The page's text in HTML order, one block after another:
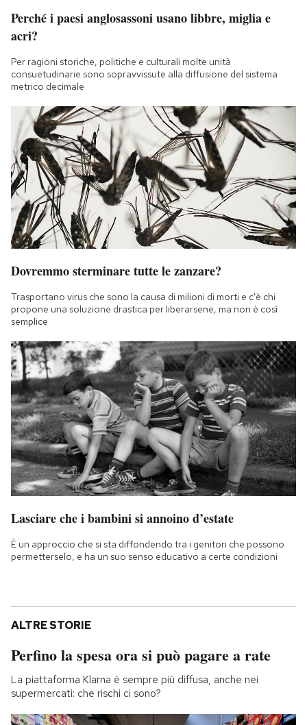
Perché i paesi anglosassoni usano libbre, miglia e
acri?
Per ragioni storiche, politiche e culturali molte unità
consuetudinarie sono sopravvissute alla diffusione del sistema
metrico decimale
Dovremmo sterminare tutte le zanzare?
Trasportano virus che sono la causa di milioni di morti e c'è chi
propone una soluzione drastica per liberarsene, ma non è così
semplice
Lasciare che i bambini si annoino d’estate
È un approccio che si sta diffondendo tra i genitori che possono
permetterselo, e ha un suo senso educativo a certe condizioni
ALTRE STORIE
Perfino la spesa ora si può pagare a rate
La piattaforma Klarna è sempre più diffusa, anche nei
supermercati: che rischi ci sono?